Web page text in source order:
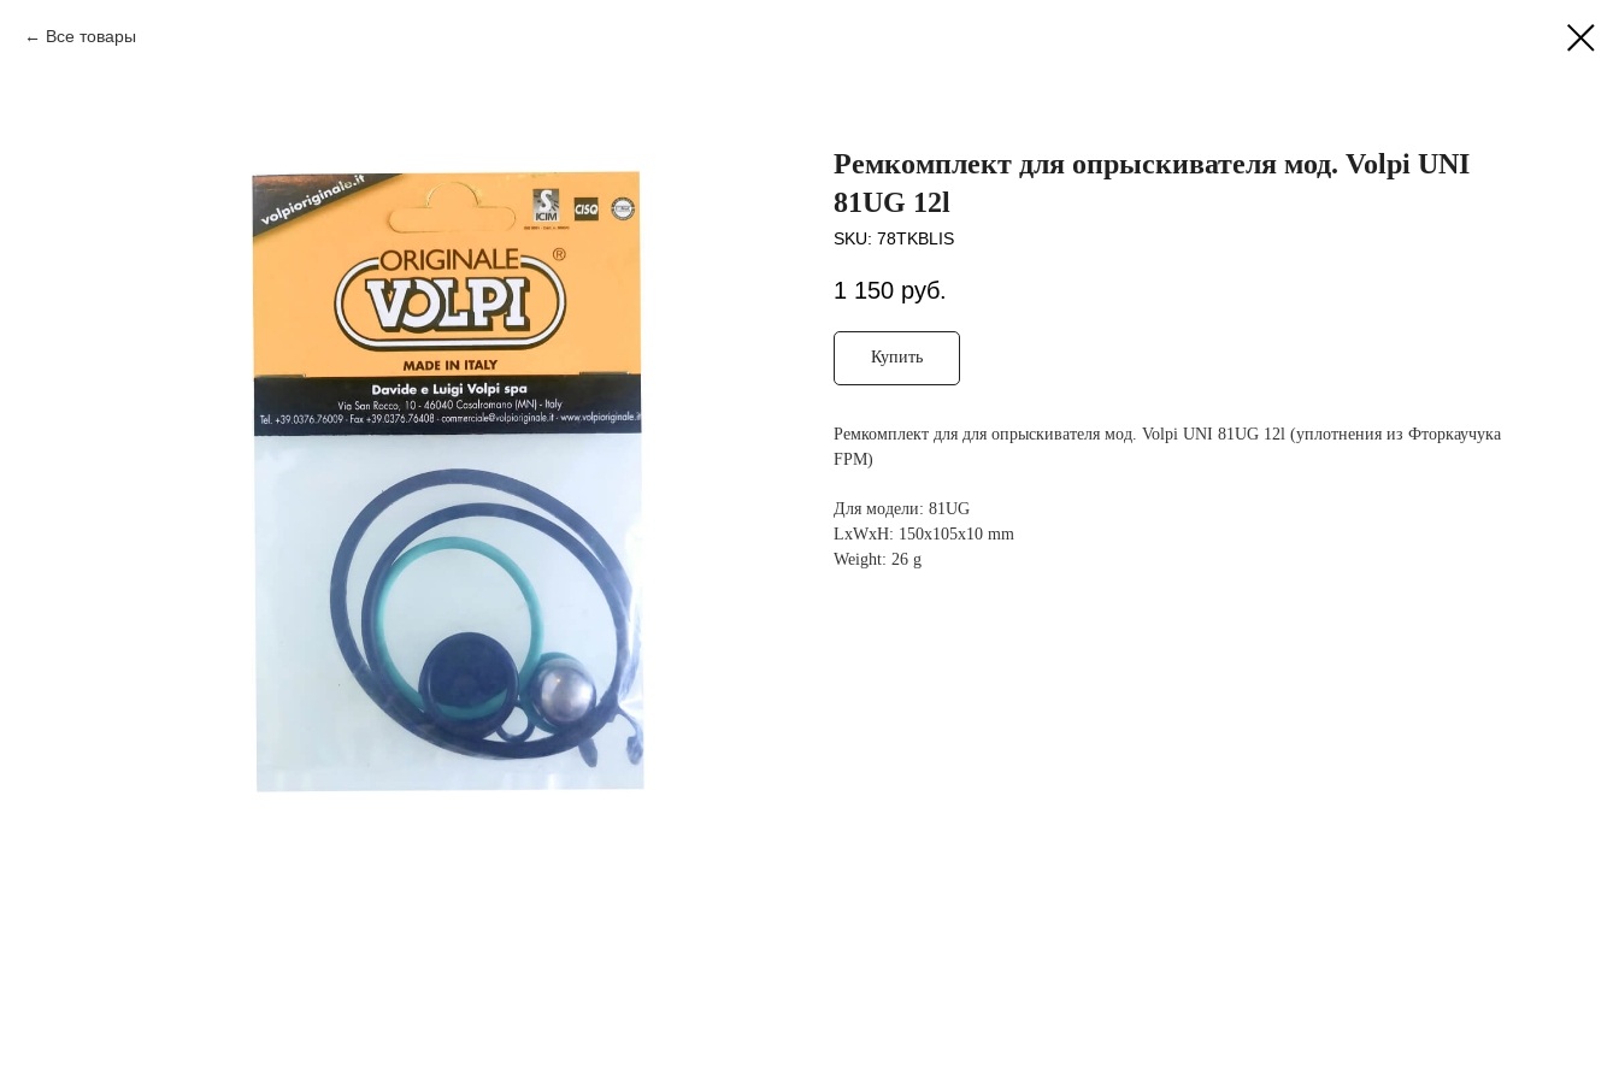
Все товары
Ремкомплект для опрыскивателя мод. Volpi UNI
81UG 12l
SKU: 78TKBLIS
1 150 руб.
Купить
Ремкомплект для для опрыскивателя мод. Volpi UNI 81UG 12l (уплотнения из Фторкаучука
FPM)
Для модели: 81UG
LxWxH: 150x105x10 mm
Weight: 26 g